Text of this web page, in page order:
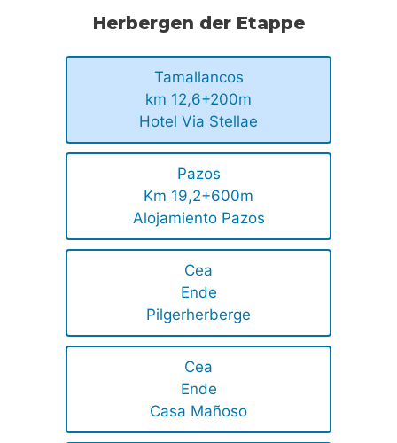
Herbergen der Etappe
Tamallancos
km 12,6+200m
Hotel Via Stellae
Pazos
Km 19,2+600m
Alojamiento Pazos
Cea
Ende
Pilgerherberge
Cea
Ende
Casa Mañoso